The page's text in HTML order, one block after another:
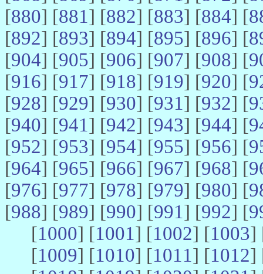
[880] [881] [882] [883] [884] [
[892] [893] [894] [895] [896] [
[904] [905] [906] [907] [908] [
[916] [917] [918] [919] [920] [
[928] [929] [930] [931] [932] [
[940] [941] [942] [943] [944] [
[952] [953] [954] [955] [956] [
[964] [965] [966] [967] [968] [
[976] [977] [978] [979] [980] [
[988] [989] [990] [991] [992] [
[1000] [1001] [1002] [1003]
[1009] [1010] [1011] [1012]